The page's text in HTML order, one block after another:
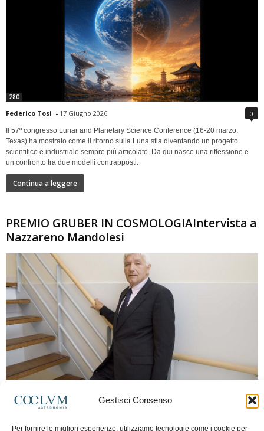
Gestisci Consenso
Per fornire le migliori esperienze, utilizziamo tecnologie come i cookie per
280
Federico Tosi - 17 Giugno 2026 0
Il 57º congresso Lunar and Planetary Science Conference (16-20 marzo,
Texas) ha mostrato come il ritorno sulla Luna stia diventando un progetto
scientifico e industriale sempre più articolato. Da qui nasce una riflessione e
un confronto tra due modelli contrapposti.
Continua a leggere
PREMIO GRUBER IN COSMOLOGIAIntervista a
Nazzareno Mandolesi
Frida Paolella - 16 Giugno 2026 0
spaziale europea e della missione Planck. Il dialogo ripercorre i principali